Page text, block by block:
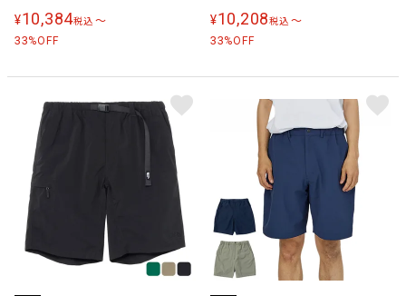
¥10,384税込 〜
33%OFF
01070
¥10,208税込 〜
33%OFF